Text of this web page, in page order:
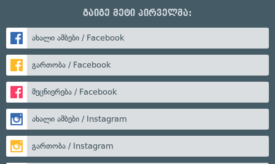
გაიგე მეტი პირველმა:
ახალი ამბები / Facebook
გართობა / Facebook
მეცნიერება / Facebook
ახალი ამბები / Instagram
გართობა / Instagram